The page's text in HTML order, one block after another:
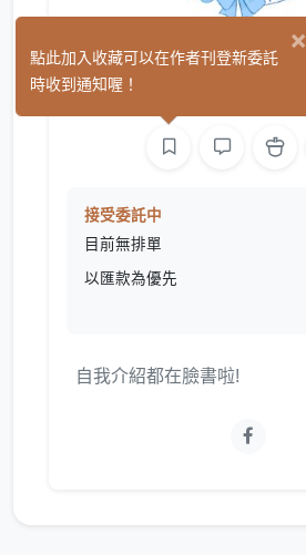
伊妍玉
接受委託中
目前無排單
以匯款為優先
自我介紹都在臉書啦!
×
點此加入收藏可以在作者刊登新委託
時收到通知喔！